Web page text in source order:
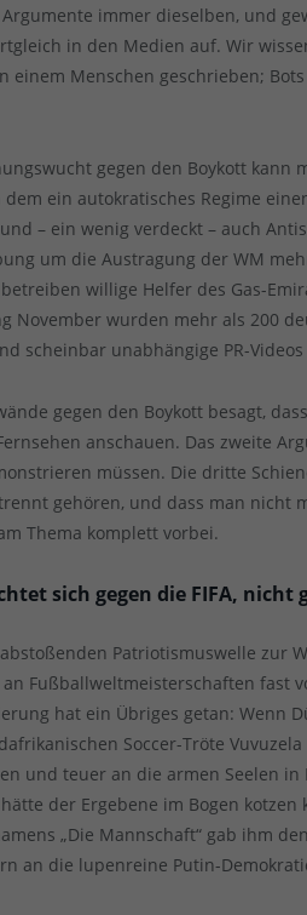
immer dieselben, und
in den Medien auf. Wir
einem Menschen geschrieben;
gegen den Boykott kann
ein autokratisches Regime
– ein wenig verdeckt – auch
um die Austragung der WM
willige Helfer des Gas-
November wurden mehr als 200
scheinbar unabhängige PR-
gegen den Boykott besagt,
anschauen. Das zweite
müssen. Die dritte
gehören, und dass man nicht
Thema komplett vorbei.
sich gegen die FIFA, nicht
Patriotismuswelle zur
an Fußballweltmeisterschaften fast
hat ein Übriges getan: Wenn
Soccer-Tröte
und teuer an die armen Seelen in
der Ergebene im Bogen kotzen
„Die Mannschaft“ gab ihm
an die lupenreine Putin-